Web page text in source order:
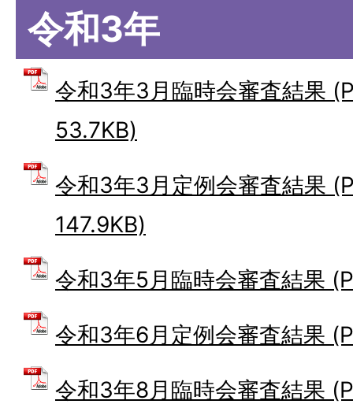
令和3年
令和3年3月臨時会審査結果
53.7KB)
令和3年3月定例会審査結果
147.9KB)
令和3年5月臨時会審査結果
令和3年6月定例会審査結果
令和3年8月臨時会審査結果